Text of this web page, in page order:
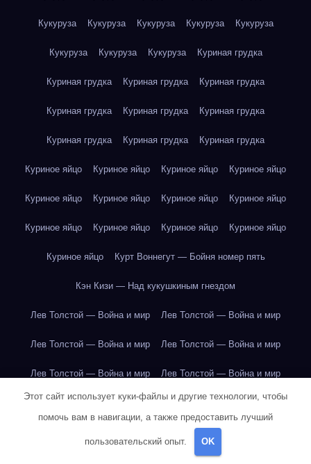
Кукуруза Кукуруза Кукуруза Кукуруза Кукуруза
Кукуруза Кукуруза Кукуруза Куриная грудка
Куриная грудка Куриная грудка Куриная грудка
Куриная грудка Куриная грудка Куриная грудка
Куриная грудка Куриная грудка Куриная грудка
Куриное яйцо Куриное яйцо Куриное яйцо Куриное яйцо
Куриное яйцо Куриное яйцо Куриное яйцо Куриное яйцо
Куриное яйцо Куриное яйцо Куриное яйцо Куриное яйцо
Куриное яйцо Курт Воннегут — Бойня номер пять
Кэн Кизи — Над кукушкиным гнездом
Лев Толстой — Война и мир Лев Толстой — Война и мир
Лев Толстой — Война и мир Лев Толстой — Война и мир
Лев Толстой — Война и мир Лев Толстой — Война и мир
Лев Толстой — Война и мир Лев Толстой — Война и мир
Лев Толстой — Война и мир
Этот сайт использует куки-файлы и другие технологии, чтобы
помочь вам в навигации, а также предоставить лучший
пользовательский опыт. OK